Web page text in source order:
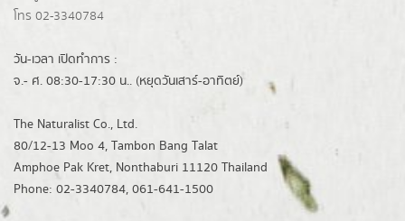
โทร 02-3340784
วัน-เวลา เปิดทำการ :
จ.- ศ. 08:30-17:30 น.. (หยุดวันเสาร์-อาทิตย์)
The Naturalist Co., Ltd.
80/12-13 Moo 4, Tambon Bang Talat
Amphoe Pak Kret, Nonthaburi 11120 Thailand
Phone: 02-3340784, 061-641-1500